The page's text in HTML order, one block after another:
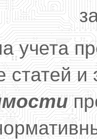
учета
статей